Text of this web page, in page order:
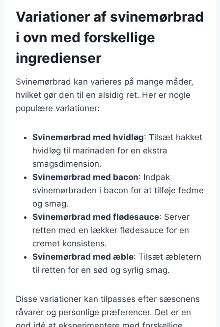
Variationer af svinemørbrad
i ovn med forskellige
ingredienser
Svinemørbrad kan varieres på mange måder,
hvilket gør den til en alsidig ret. Her er nogle
populære variationer:
Svinemørbrad med hvidløg: Tilsæt hakket
hvidløg til marinaden for en ekstra
smagsdimension.
Svinemørbrad med bacon: Indpak
svinemørbraden i bacon for at tilføje fedme
og smag.
Svinemørbrad med flødesauce: Server
retten med en lækker flødesauce for en
cremet konsistens.
Svinemørbrad med æble: Tilsæt æbletern
til retten for en sød og syrlig smag.
Disse variationer kan tilpasses efter sæsonens
råvarer og personlige præferencer. Det er en